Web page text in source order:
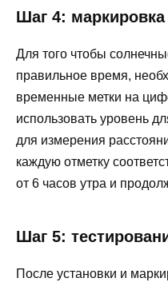
Шаг 4:
Для того чтобы
правильное время,
временные метки на
использовать уровень
для измерения
каждую отметку
от 6 часов утра и
Шаг 5:
После установки и